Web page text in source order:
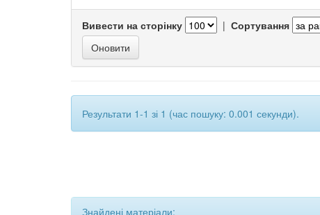
Вивести на сторінку | Сортування
Результати 1-1 зі 1 (час пошуку: 0.001 секунди).
Знайдені матеріали: